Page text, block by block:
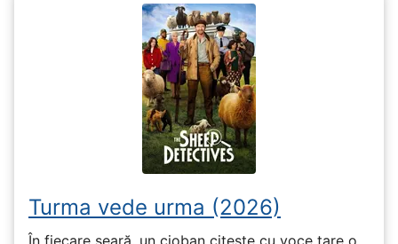
Turma vede urma (2026)
În fiecare seară, un cioban citește cu voce tare o